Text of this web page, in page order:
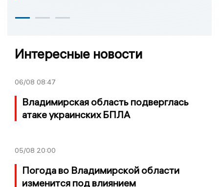
Интересные новости
06/08 08:47
Владимирская область подверглась
атаке украинских БПЛА
05/08 20:00
Погода во Владимирской области
изменится под влиянием